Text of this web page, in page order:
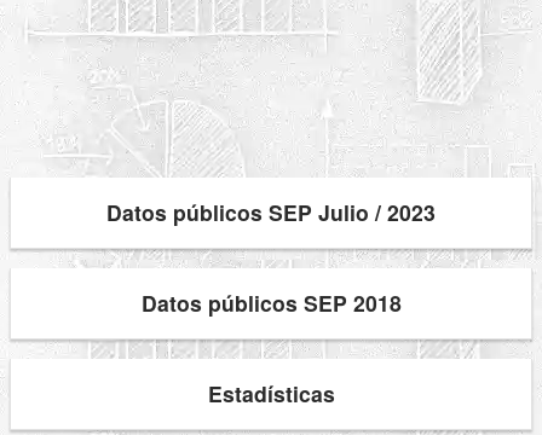
Datos públicos SEP Julio / 2023
Datos públicos SEP 2018
Estadísticas